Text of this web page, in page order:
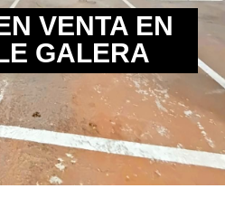
VENTA EN
GALERA